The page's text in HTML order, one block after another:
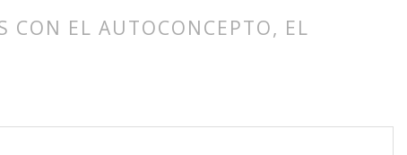
CON EL AUTOCONCEPTO, EL